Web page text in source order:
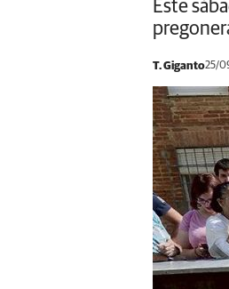
Este
T. Giganto25/